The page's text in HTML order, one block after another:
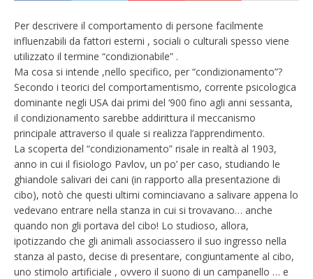
Per descrivere il comportamento di persone facilmente
influenzabili da fattori esterni , sociali o culturali spesso viene
utilizzato il termine “condizionabile” .
Ma cosa si intende ,nello specifico, per “condizionamento”?
Secondo i teorici del comportamentismo, corrente psicologica
dominante negli USA dai primi del ‘900 fino agli anni sessanta,
il condizionamento sarebbe addirittura il meccanismo
principale attraverso il quale si realizza l’apprendimento.
La scoperta del “condizionamento” risale in realtà al 1903,
anno in cui il fisiologo Pavlov, un po’ per caso, studiando le
ghiandole salivari dei cani (in rapporto alla presentazione di
cibo), notò che questi ultimi cominciavano a salivare appena lo
vedevano entrare nella stanza in cui si trovavano… anche
quando non gli portava del cibo! Lo studioso, allora,
ipotizzando che gli animali associassero il suo ingresso nella
stanza al pasto, decise di presentare, congiuntamente al cibo,
uno stimolo artificiale , ovvero il suono di un campanello … e